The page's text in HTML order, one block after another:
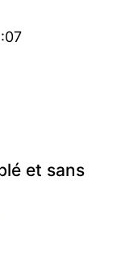
et sans